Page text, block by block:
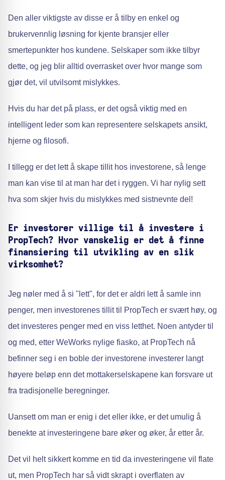
Den aller viktigste av disse er å tilby en enkel og
brukervennlig løsning for kjente bransjer eller
smertepunkter hos kundene. Selskaper som ikke tilbyr
dette, og jeg blir alltid overrasket over hvor mange som
gjør det, vil utvilsomt mislykkes.
Hvis du har det på plass, er det også viktig med en
intelligent leder som kan representere selskapets ansikt,
hjerne og filosofi.
I tillegg er det lett å skape tillit hos investorene, så lenge
man kan vise til at man har det i ryggen. Vi har nylig sett
hva som skjer hvis du mislykkes med sistnevnte del!
Er investorer villige til å investere i
PropTech? Hvor vanskelig er det å finne
finansiering til utvikling av en slik
virksomhet?
Jeg nøler med å si "lett", for det er aldri lett å samle inn
penger, men investorenes tillit til PropTech er svært høy, og
det investeres penger med en viss letthet. Noen antyder til
og med, etter WeWorks nylige fiasko, at PropTech nå
befinner seg i en boble der investorene investerer langt
høyere beløp enn det mottakerselskapene kan forsvare ut
fra tradisjonelle beregninger.
Uansett om man er enig i det eller ikke, er det umulig å
benekte at investeringene bare øker og øker, år etter år.
Det vil helt sikkert komme en tid da investeringene vil flate
ut, men PropTech har så vidt skrapt i overflaten av